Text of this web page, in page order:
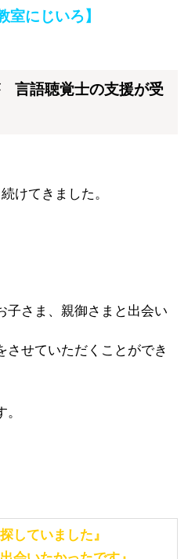
室にじいろ】
語聴覚士の支援が受
けてきました。
子さま、親御さまと出会い
させていただくことができ
していました』